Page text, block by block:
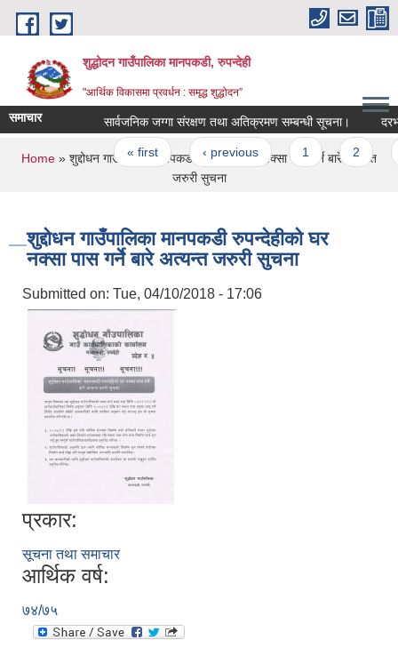
Skip to main content
शुद्धोदन गाउँपालिका मानपकडी, रुपन्देही
"आर्थिक विकासमा प्रवर्धन : समृद्ध शुद्धोदन”
समाचार सार्वजनिक जग्गा संरक्षण तथा अतिक्रमण सम्बन्धी सूचना।
Pages
« first ‹ previous 1 2
You are here
Home » शुद्दोधन गाउँपालिका मानपकडी रुपन्देहीको घर नक्सा पास गर्ने बारे अत्यन्त
जरुरी सुचना
शुद्दोधन गाउँपालिका मानपकडी रुपन्देहीको घर
नक्सा पास गर्ने बारे अत्यन्त जरुरी सुचना
Submitted on: Tue, 04/10/2018 - 17:06
प्रकार:
सूचना तथा समाचार
आर्थिक वर्ष:
७४/७५